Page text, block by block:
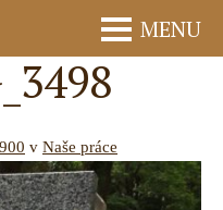
MENU
v Naše práce